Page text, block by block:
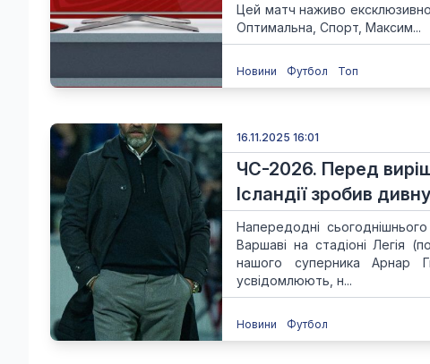
Цей матч наживо
Оптимальна, Спорт, Максим...
Новини Футбол Топ
16.11.2025 16:01
ЧС-2026. Перед
Ісландії зробив
Напередодні
Варшаві на стадіоні Легія
нашого суперника Арнар
усвідомлюють, н...
Новини Футбол